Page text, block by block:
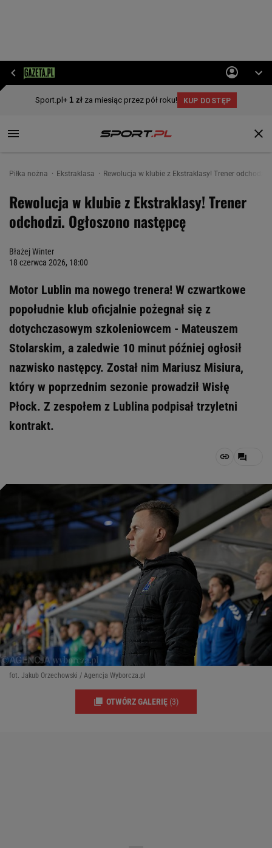
Piłka nożna Ekstraklasa Rewolucja w klubie z Ekstraklasy! Trener odchodzi.
Rewolucja w klubie z Ekstraklasy! Trener
odchodzi. Ogłoszono następcę
Błażej Winter
18 czerwca 2026, 18:00
Motor Lublin ma nowego trenera! W czwartkowe
popołudnie klub oficjalnie pożegnał się z
dotychczasowym szkoleniowcem - Mateuszem
Stolarskim, a zaledwie 10 minut później ogłosił
nazwisko następcy. Został nim Mariusz Misiura,
który w poprzednim sezonie prowadził Wisłę
Płock. Z zespołem z Lublina podpisał trzyletni
kontrakt.
fot. Jakub Orzechowski / Agencja Wyborcza.pl
OTWÓRZ GALERIĘ (3)